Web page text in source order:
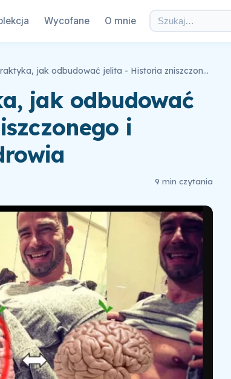
Wycofane O mnie
20 rad od praktyka, jak odbudować jelita - Historia zniszczonego i odbudowanego zdrowia
jak odbudować
i
9 min czytania